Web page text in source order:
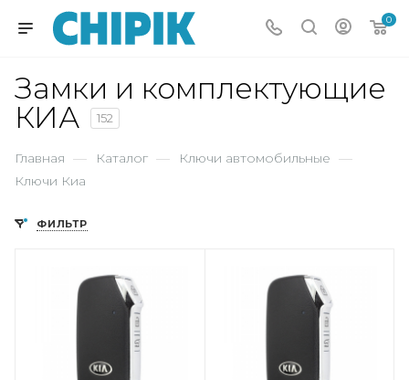
0
Замки и комплектующие
КИА
152
Главная — Каталог — Ключи автомобильные —
Ключи Киа
ФИЛЬТР